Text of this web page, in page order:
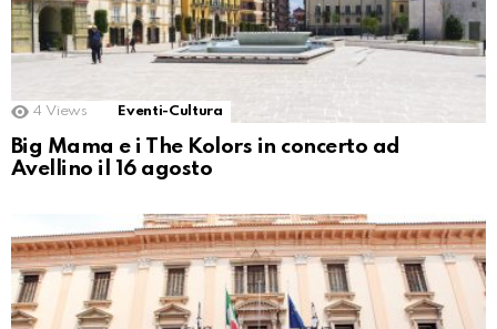
4 Views Eventi-Cultura
Big Mama e i The Kolors in concerto ad
Avellino il 16 agosto